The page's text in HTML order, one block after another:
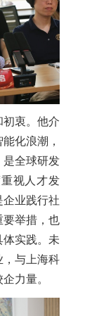
初衷。他介
化浪潮，
是全球研发
视人才发
企业践行社
要举措，也
体实践。未
，与上海科
力量。